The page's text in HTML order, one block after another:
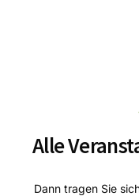
Alle
Dann tragen Sie